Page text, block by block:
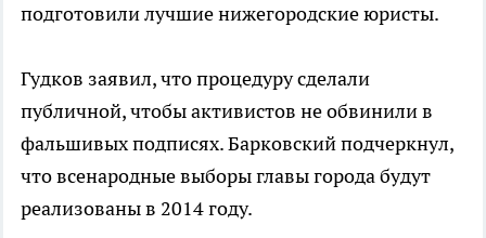
подготовили лучшие нижегородские юристы.
Гудков заявил, что процедуру сделали
публичной, чтобы активистов не обвинили в
фальшивых подписях. Барковский подчеркнул,
что всенародные выборы главы города будут
реализованы в 2014 году.